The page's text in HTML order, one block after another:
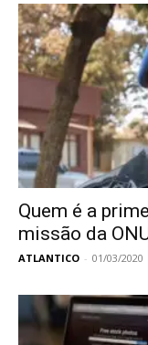
Quem é a
missão da
ATLANTICO - 01/03/2020